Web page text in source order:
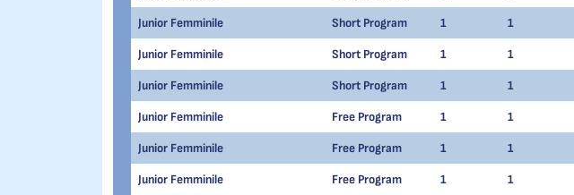
Junior Femminile Short Program 1 1
Junior Femminile Short Program 1 1
Junior Femminile Short Program 1 1
Junior Femminile Free Program 1 1
Junior Femminile Free Program 1 1
Junior Femminile Free Program 1 1